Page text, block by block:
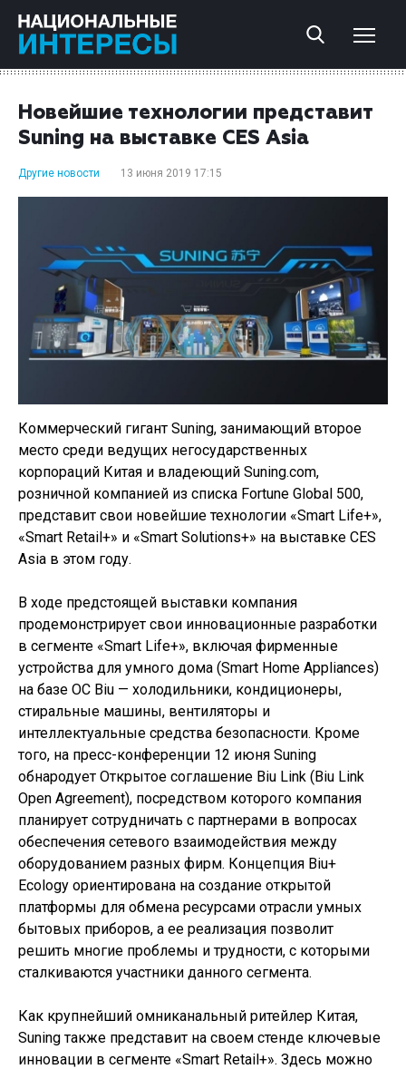
Новейшие технологии представит
Suning на выставке CES Asia
Другие новости 13 июня 2019 17:15
Коммерческий гигант Suning, занимающий второе
место среди ведущих негосударственных
корпораций Китая и владеющий Suning.com,
розничной компанией из списка Fortune Global 500,
представит свои новейшие технологии «Smart Life+»,
«Smart Retail+» и «Smart Solutions+» на выставке CES
Asia в этом году.
В ходе предстоящей выставки компания
продемонстрирует свои инновационные разработки
в сегменте «Smart Life+», включая фирменные
устройства для умного дома (Smart Home Appliances)
на базе ОС Biu — холодильники, кондиционеры,
стиральные машины, вентиляторы и
интеллектуальные средства безопасности. Кроме
того, на пресс-конференции 12 июня Suning
обнародует Открытое соглашение Biu Link (Biu Link
Open Agreement), посредством которого компания
планирует сотрудничать с партнерами в вопросах
обеспечения сетевого взаимодействия между
оборудованием разных фирм. Концепция Biu+
Ecology ориентирована на создание открытой
платформы для обмена ресурсами отрасли умных
бытовых приборов, а ее реализация позволит
решить многие проблемы и трудности, с которыми
сталкиваются участники данного сегмента.
Как крупнейший омниканальный ритейлер Китая,
Suning также представит на своем стенде ключевые
инновации в сегменте «Smart Retail+». Здесь можно